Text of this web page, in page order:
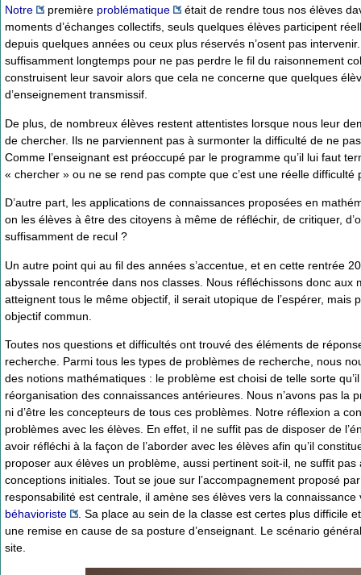
Notre première problématique
était de rendre tous nos élèves
moments d’échanges collectifs, seuls quelques élèves participent
depuis quelques années ou ceux plus réservés n’osent pas
suffisamment longtemps pour ne pas perdre le fil du raisonnement
construisent leur savoir alors que cela ne concerne que quelques
d’enseignement transmissif.
De plus, de nombreux élèves restent attentistes lorsque nous leur
de chercher. Ils ne parviennent pas à surmonter la difficulté de ne
Comme l’enseignant est préoccupé par le programme qu’il lui faut
« chercher » ou ne se rend pas compte que c’est une réelle
D’autre part, les applications de connaissances proposées en
on les élèves à être des citoyens à même de réfléchir, de critiquer,
suffisamment de recul ?
Un autre point qui au fil des années s’accentue, et en cette rentrée
abyssale rencontrée dans nos classes. Nous réfléchissons donc
atteignent tous le même objectif, il serait utopique de l’espérer,
objectif commun.
Toutes nos questions et difficultés ont trouvé des éléments de
recherche. Parmi tous les types de problèmes de recherche, nous
des notions mathématiques : le problème est choisi de telle sorte
réorganisation des connaissances antérieures. Nous n’avons pas
ni d’être les concepteurs de tous ces problèmes. Notre réflexion a
problèmes avec les élèves. En effet, il ne suffit pas de disposer de
avoir réfléchi à la façon de l’aborder avec les élèves afin qu’il
proposer aux élèves un problème, aussi pertinent soit-il, ne suffit
conceptions initiales. Tout se joue sur l’accompagnement proposé
responsabilité est centrale, il amène ses élèves vers la
béhavioriste
. Sa place au sein de la classe est certes plus difficile
une remise en cause de sa posture d’enseignant. Le scénario
site.